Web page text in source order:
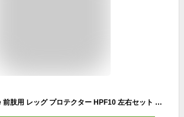
【送料無料】Horze 前肢用 レッグ プロテクター HPF10 左右セット PONY/COB/FULL | 乗馬 馬 馬用 馬具 乗馬用品 TPU ホースブーツ 馬 足用 レッグ 前肢 前足 前脚 肢 足 脚 テンドンブーツ サラブレッド フル コブ ポニー サイズ ガード ホースプロテクター 乗馬用